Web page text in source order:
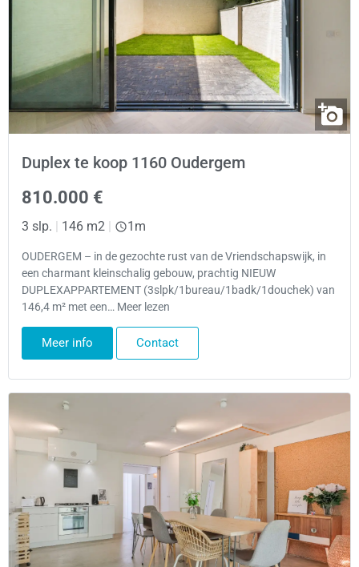
Duplex te koop 1160 Oudergem
810.000 €
3 slp. 146 m2 1m
OUDERGEM – in de gezochte rust van de Vriendschapswijk, in
een charmant kleinschalig gebouw, prachtig NIEUW
DUPLEXAPPARTEMENT (3slpk/1bureau/1badk/1douchek) van
146,4 m² met een… Meer lezen
Meer info Contact